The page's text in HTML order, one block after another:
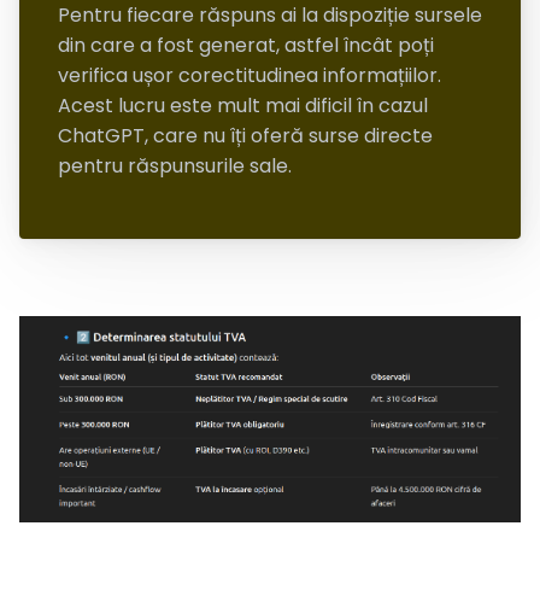
Pentru fiecare răspuns ai la dispoziție sursele
din care a fost generat, astfel încât poți
verifica ușor corectitudinea informațiilor.
Acest lucru este mult mai dificil în cazul
ChatGPT, care nu îți oferă surse directe
pentru răspunsurile sale.